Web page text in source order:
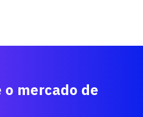
mercado de